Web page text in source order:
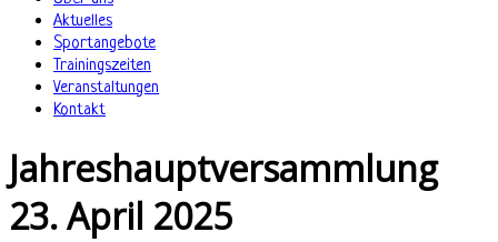
Aktuelles
Sportangebote
Trainingszeiten
Veranstaltungen
Kontakt
Jahreshauptversammlung
23. April 2025